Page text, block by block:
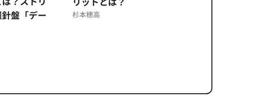
盤「デー
杉本穂高